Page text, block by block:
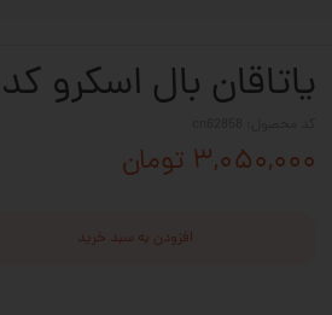
گیربکس حلزونی
یاتاقان بال اسکرو کد FK 15 C7
۳,۰۵۰,۰۰۰ تومان
افزودن به سبد خرید